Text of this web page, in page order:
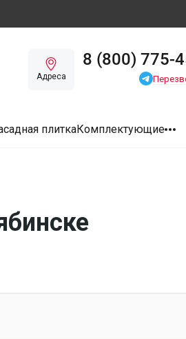
Адреса
8 (800) 775-
плиткаКомплектующие